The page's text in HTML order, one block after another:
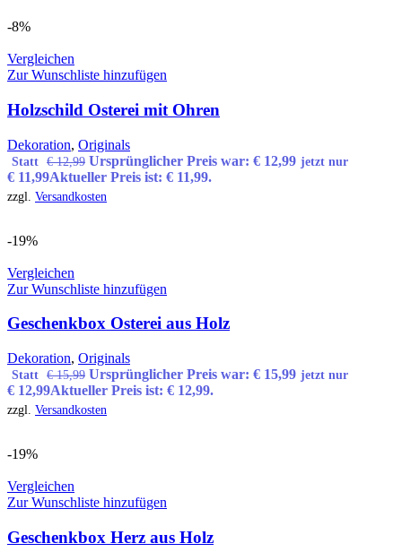
-8%
Vergleichen
Zur Wunschliste hinzufügen
Holzschild Osterei mit Ohren
Dekoration, Originals
Statt €12,99 Ursprünglicher Preis war: € 12,99 jetzt nur
€ 11,99Aktueller Preis ist: € 11,99.
zzgl. Versandkosten
-19%
Vergleichen
Zur Wunschliste hinzufügen
Geschenkbox Osterei aus Holz
Dekoration, Originals
Statt €15,99 Ursprünglicher Preis war: € 15,99 jetzt nur
€ 12,99Aktueller Preis ist: € 12,99.
zzgl. Versandkosten
-19%
Vergleichen
Zur Wunschliste hinzufügen
Geschenkbox Herz aus Holz